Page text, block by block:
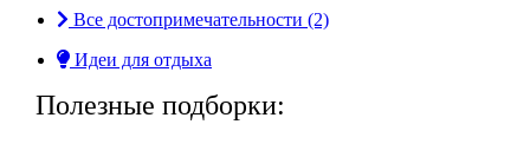
Все достопримечательности (2)
Идеи для отдыха
Полезные подборки: